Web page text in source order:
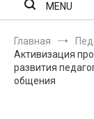
MENU
Главная
Активизация
развития
общения